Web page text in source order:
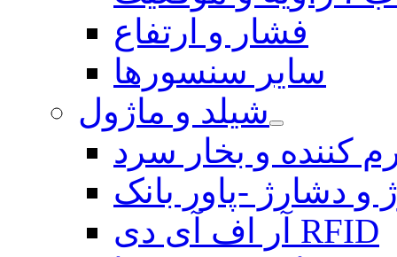
فشار و ارتفاع
سایر سنسورها
شیلد و ماژول
کننده و بخار سرد
و دشارژ -پاور بانک
آر اف آی دی RFID